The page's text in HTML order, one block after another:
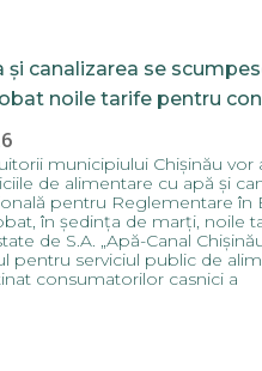
și canalizarea se
noile tarife pentru
municipiului Chișinău
de alimentare cu apă și
pentru Reglementare în
în ședința de marți, noile
de S.A. „Apă-Canal
pentru serviciul public de
consumatorilor casnici a